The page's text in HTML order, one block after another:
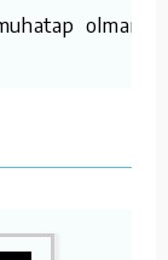
olmanın